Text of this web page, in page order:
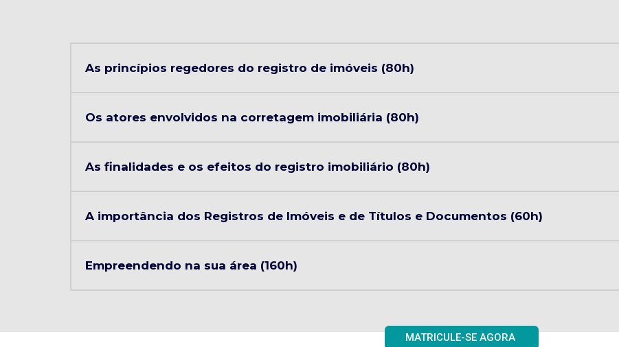
As princípios regedores do registro de imóveis (80h)
Os atores envolvidos na corretagem imobiliária (80h)
As finalidades e os efeitos do registro imobiliário (80h)
A importância dos Registros de Imóveis e de Títulos e Documentos (60h)
Empreendendo na sua área (160h)
MATRICULE-SE AGORA